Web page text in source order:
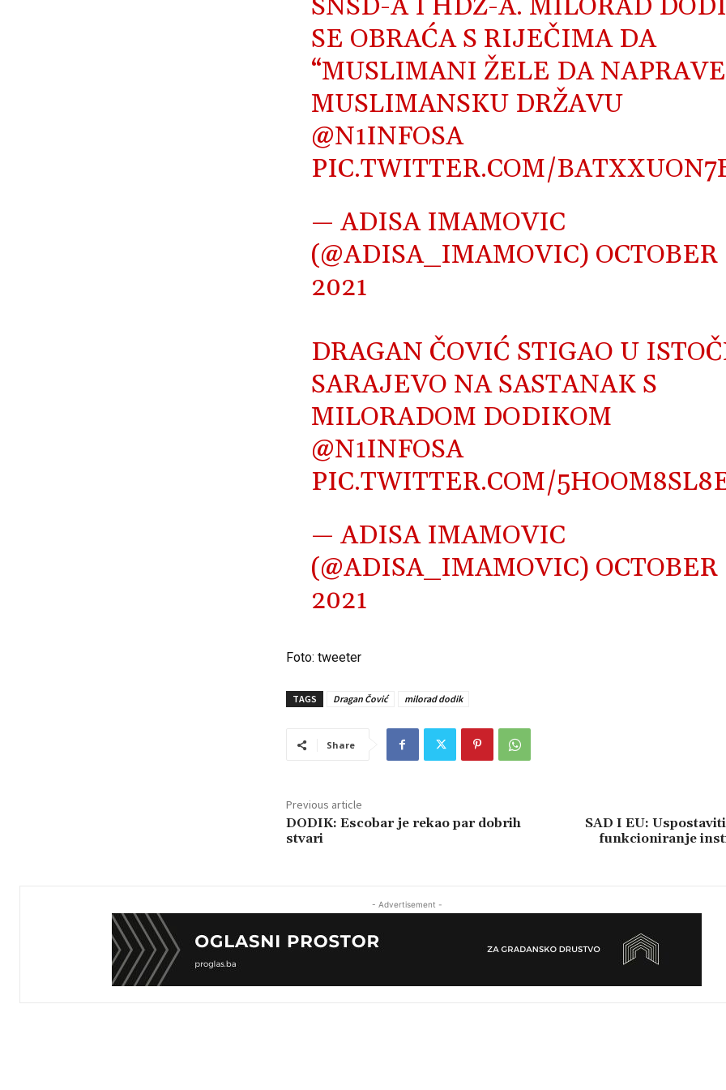
SNSD-A I HDZ-A. MILORAD
SE OBRAĆA S RIJEČIMA DA
“MUSLIMANI ŽELE DA NAPRAVE
MUSLIMANSKU DRŽAVU
@N1INFOSA
PIC.TWITTER.COM/
— ADISA IMAMOVIC
(@ADISA_IMAMOVIC)
2021
DRAGAN ČOVIĆ STIGAO U
SARAJEVO NA SASTANAK S
MILORADOM DODIKOM
@N1INFOSA
PIC.TWITTER.COM/
— ADISA IMAMOVIC
(@ADISA_IMAMOVIC)
2021
Foto: tweeter
TAGS Dragan Čović milorad dodik
Share
Previous article
DODIK: Escobar je rekao par dobrih
stvari
SAD I EU:
funkcioniranje
- Advertisement -